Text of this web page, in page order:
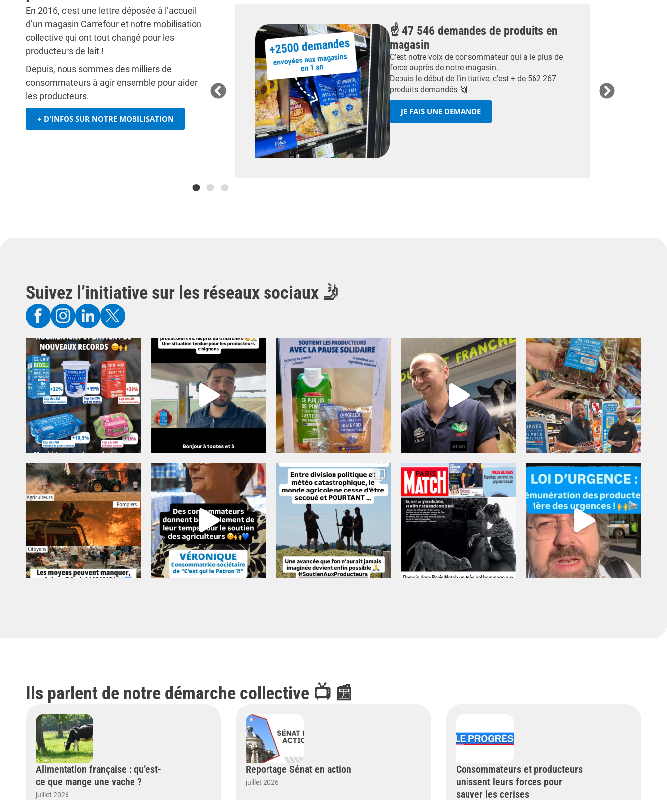
En 2016, c’est une lettre déposée à l’accueil
d’un magasin Carrefour et notre mobilisation
collective qui ont tout changé pour les
producteurs de lait !
Depuis, nous sommes des milliers de
consommateurs à agir ensemble pour aider
les producteurs.
+ D'INFOS SUR NOTRE MOBILISATION
🗳️ +41 000 votants pour créer nos
nouveaux produits en 2025
💶 Quelle rémunération pour les producteurs ?
Nous décidons tous ensemble les critères des produits
que nous souhaitons acheter dans nos rayons.
Tester le questionnaire du lait
☝️ 47 546 demandes de produits en
magasin
C’est notre voix de consommateur qui a le plus de
force auprès de notre magasin.
Depuis le début de l’initiative, c’est + de 562 267
produits demandés 🙌
JE FAIS UNE DEMANDE
Suivez l’initiative sur les réseaux sociaux 🤳
Ils parlent de notre démarche collective 📺 📰
Alimentation française : qu’est-
ce que mange une vache ?
juillet 2026
Reportage Sénat en action
juillet 2026
Consommateurs et producteurs
unissent leurs forces pour
sauver les cerises